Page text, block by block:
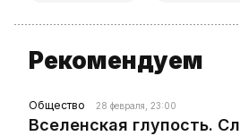
Рекомендуем
Общество 28 февраля, 23:00
Вселенская глупость.